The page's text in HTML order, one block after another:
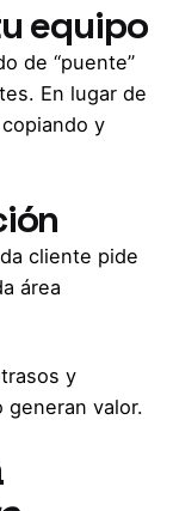
equipo
de “puente”
En lugar de
y
cliente pide
área
y
generan valor.